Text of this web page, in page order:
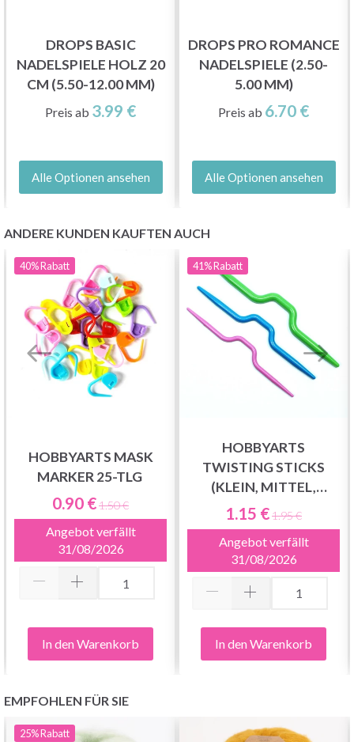
DROPS BASIC
NADELSPIELE HOLZ 20
CM (5.50-12.00 MM)
Preis ab 3.99 €
Alle Optionen ansehen
DROPS PRO ROMANCE
NADELSPIELE (2.50-
5.00 MM)
Preis ab 6.70 €
Alle Optionen ansehen
ANDERE KUNDEN KAUFTEN AUCH
40%Rabatt
HOBBYARTS MASK
MARKER 25-TLG
0.90 €1.50 €
Angebot verfällt
31/08/2026
In den Warenkorb
41%Rabatt
HOBBYARTS
TWISTING STICKS
(KLEIN, MITTEL,
GROSS)
1.15 €1.95 €
Angebot verfällt
31/08/2026
In den Warenkorb
EMPFOHLEN FÜR SIE
25%Rabatt